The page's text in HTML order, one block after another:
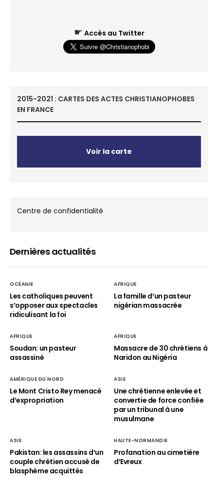
☛ Accès au Twitter
2015-2021 : CARTES DES ACTES CHRISTIANOPHOBES
EN FRANCE
Voir la carte
Centre de confidentialité
Dernières actualités
OCÉANIE
Les catholiques peuvent
s’opposer aux spectacles
ridiculisant la foi
AFRIQUE
La famille d’un pasteur
nigérian massacrée
AFRIQUE
Soudan: un pasteur
assassiné
AFRIQUE
Massacre de 30 chrétiens à
Naridon au Nigéria
AMÉRIQUE DU NORD
Le Mont Cristo Rey menacé
d’expropriation
ASIE
Une chrétienne enlevée et
convertie de force confiée
par un tribunal à une
musulmane
ASIE
Pakistan: les assassins d’un
couple chrétien accusé de
blasphème acquittés
HAUTE-NORMANDIE
Profanation au cimetière
d’Evreux